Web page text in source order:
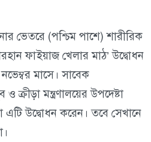
ভেতরে (পশ্চিম পাশে) শারীরিক
ফাইয়াজ খেলার মাঠ’ উদ্বোধন
মাসে। সাবেক
ক্রীড়া মন্ত্রণালয়ের উপদেষ্টা
উদ্বোধন করেন। তবে সেখানে